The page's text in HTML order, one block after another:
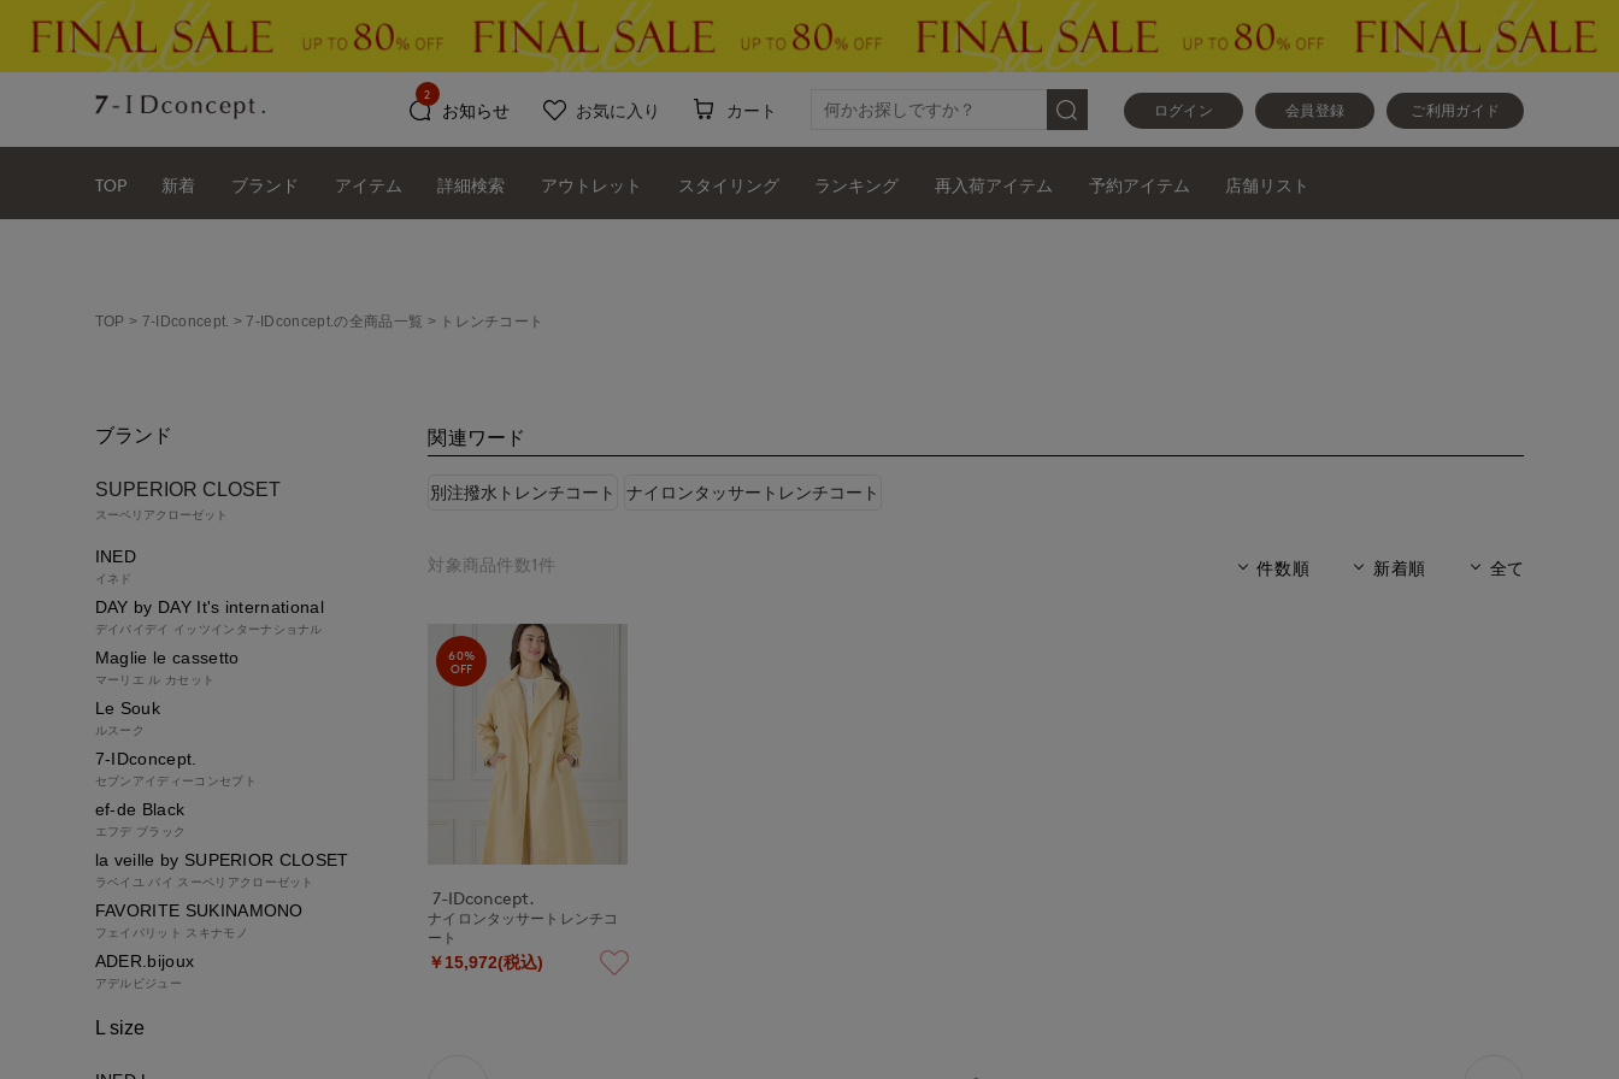
ログイン 会員登録 ご利用ガイド
お知らせ
2
お気に入り カート
TOP 新着 ブランド アイテム 詳細検索 アウトレット スタイリング ランキング 再入荷アイテム 予約アイテム 店舗リスト
TOP 7-IDconcept. 7-IDconcept.の全商品一覧 トレンチコート
関連ワード
別注撥水トレンチコート ナイロンタッサートレンチコート
件数順 新着順 全て
対象商品件数1件
60%
OFF
7-IDconcept.
ナイロンタッサートレンチコ
ート
￥15,972(税込)
ブランド
SUPERIOR CLOSET
スーペリアクローゼット
INED
イネド
DAY by DAY It's international
デイバイデイ イッツインターナショナル
Maglie le cassetto
マーリエ ル カセット
Le Souk
ルスーク
7-IDconcept.
セブンアイディーコンセプト
ef-de Black
エフデ ブラック
la veille by SUPERIOR CLOSET
ラベイユ バイ スーペリアクローゼット
FAVORITE SUKINAMONO
フェイバリット スキナモノ
ADER.bijoux
アデルビジュー
L size